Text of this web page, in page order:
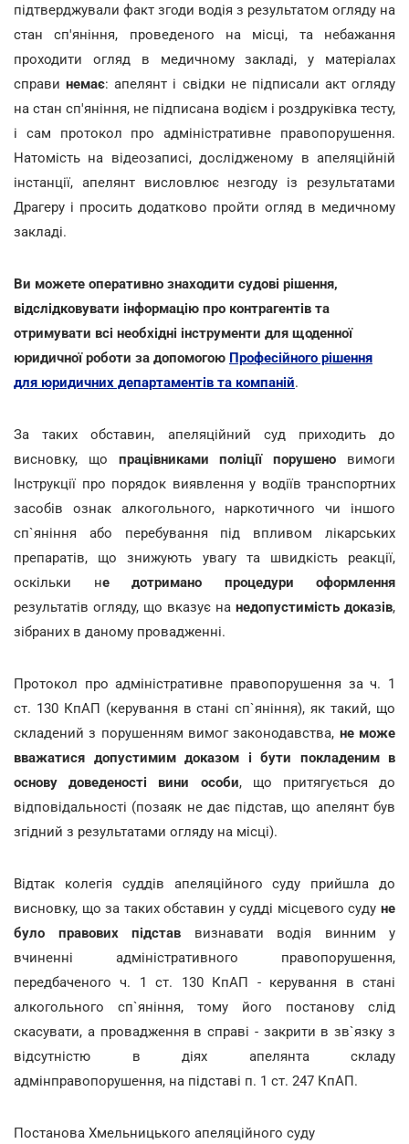
підтверджували факт згоди водія з результатом огляду на
стан сп'яніння, проведеного на місці, та небажання
проходити огляд в медичному закладі, у матеріалах
справинемає: апелянт і свідки не підписали акт огляду
на стан сп'яніння, не підписана водієм і роздруківка тесту,
і сам протокол про адміністративне правопорушення.
Натомість на відеозаписі, дослідженому в апеляційній
інстанції, апелянт висловлює незгоду із результатами
Драгеру і просить додатково пройти огляд в медичному
закладі.
Ви можете оперативно знаходити судові рішення,
відслідковувати інформацію про контрагентів та
отримувати всі необхідні інструменти для щоденної
юридичної роботи за допомогою Професійного рішення
для юридичних департаментів та компаній.
За таких обставин, апеляційний суд приходить до
висновку, що працівниками поліції порушено вимоги
Інструкції про порядок виявлення у водіїв транспортних
засобів ознак алкогольного, наркотичного чи іншого
сп`яніння або перебування під впливом лікарських
препаратів, що знижують увагу та швидкість реакції,
оскільки не дотримано процедури оформлення
результатів огляду, що вказує на недопустимість доказів,
зібраних в даному провадженні.
Протокол про адміністративне правопорушення за ч. 1
ст. 130 КпАП (керування в стані сп`яніння), як такий, що
складений з порушенням вимог законодавства, не може
вважатися допустимим доказом і бути покладеним в
основу доведеності вини особи, що притягується до
відповідальності (позаяк не дає підстав, що апелянт був
згідний з результатами огляду на місці).
Відтак колегія суддів апеляційного суду прийшла до
висновку, що за таких обставин у судді місцевого суду не
було правових підстав визнавати водія винним у
вчиненні адміністративного правопорушення,
передбаченого ч. 1 ст. 130 КпАП - керування в стані
алкогольного сп`яніння, тому його постанову слід
скасувати, а провадження в справі - закрити в зв`язку з
відсутністю в діях апелянта складу
адмінправопорушення, на підставі п. 1 ст. 247 КпАП.
Постанова Хмельницького апеляційного суду